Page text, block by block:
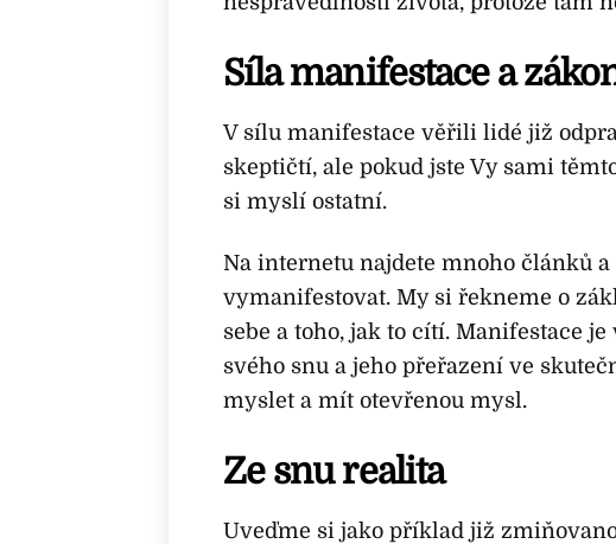
Síla manifestace a
V sílu manifestace věřili lidé již
skeptičtí, ale pokud jste Vy sami
si myslí ostatní.
Na internetu najdete mnoho článků
vymanifestovat. My si řekneme o
sebe a toho, jak to cítí. Manifestace
svého snu a jeho přeřazení ve
myslet a mít otevřenou mysl.
Ze snu realita
Uveďme si jako příklad již